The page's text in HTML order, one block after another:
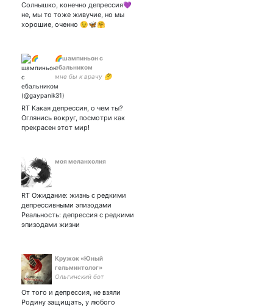
Солнышко, конечно депрессия💜
не, мы то тоже живучие, но мы
хорошие, оченно 😉🦋🤗
🌈шампиньон с
ебальником
мне бы к врачу 🤔
RT Какая депрессия, о чем ты?
Оглянись вокруг, посмотри как
прекрасен этот мир!
моя меланхолия
RT Ожидание: жизнь с редкими
депрессивными эпизодами
Реальность: депрессия с редкими
эпизодами жизни
Кружок «Юный
гельминтолог»
Ольгинский бот
От того и депрессия, не взяли
Родину защищать, у любого